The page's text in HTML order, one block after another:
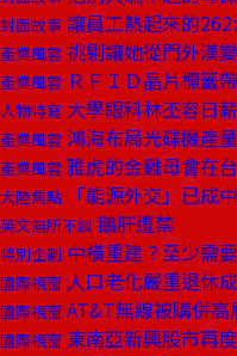
封面故事 讓員工熱起來的262
產業風雲 挑剔讓她從門外漢
產業風雲 ＲＦＩＤ晶片標籤
人物特寫 大學眼科林丕容日
產業風雲 鴻海布局光碟機產
產業風雲 雅虎的金雞母會在
大陸焦點 「能源外交」已成
英文無所不談 鵝肝遭禁
特別企劃 中橫重建？至少需
國際視窗 人口老化嚴重退休
國際視窗 AT&T無線被購併
國際視窗 東南亞新興股市再